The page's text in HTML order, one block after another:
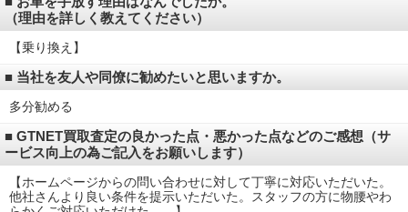
（理由を詳しく教えてください）
【乗り換え】
■ 当社を友人や同僚に勧めたいと思いますか。
多分勧める
■ GTNET買取査定の良かった点・悪かった点などのご感想（サ
ービス向上の為ご記入をお願いします）
【ホームページからの問い合わせに対して丁寧に対応いただいた。
他社さんより良い条件を提示いただいた。スタッフの方に物腰やわ